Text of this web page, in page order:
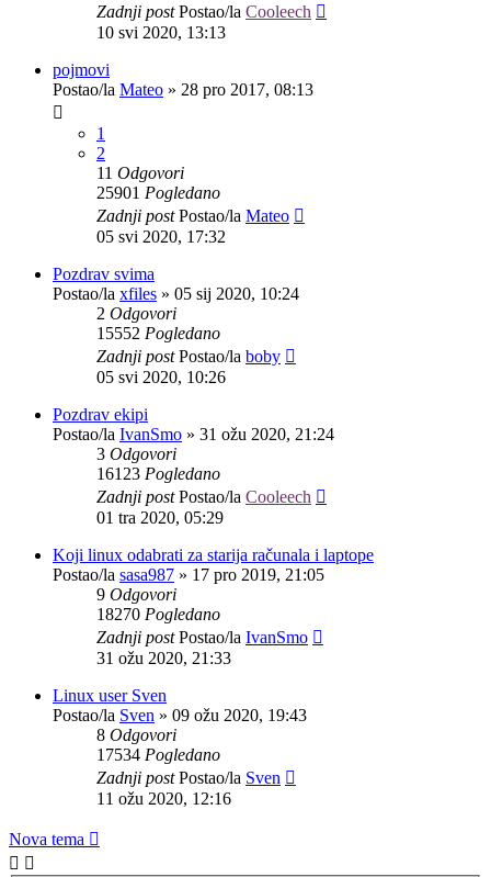
Zadnji postPostao/la Cooleech
10 svi 2020, 13:13
pojmovi
Postao/la Mateo » 28 pro 2017, 08:13
1
2
11 Odgovori
25901 Pogledano
Zadnji postPostao/la Mateo
05 svi 2020, 17:32
Pozdrav svima
Postao/la xfiles » 05 sij 2020, 10:24
2 Odgovori
15552 Pogledano
Zadnji postPostao/la boby
05 svi 2020, 10:26
Pozdrav ekipi
Postao/la IvanSmo » 31 ožu 2020, 21:24
3 Odgovori
16123 Pogledano
Zadnji postPostao/la Cooleech
01 tra 2020, 05:29
Koji linux odabrati za starija računala i laptope
Postao/la sasa987 » 17 pro 2019, 21:05
9 Odgovori
18270 Pogledano
Zadnji postPostao/la IvanSmo
31 ožu 2020, 21:33
Linux user Sven
Postao/la Sven » 09 ožu 2020, 19:43
8 Odgovori
17534 Pogledano
Zadnji postPostao/la Sven
11 ožu 2020, 12:16
Nova tema